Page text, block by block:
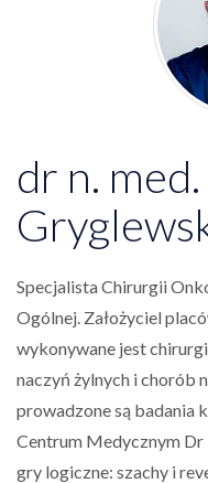
dr n.
Specjalista Chirurgii
Ogólnej. Założyciel
wykonywane jest
naczyń żylnych i chorób
prowadzone są badania
Centrum Medycznym
gry logiczne: szachy i